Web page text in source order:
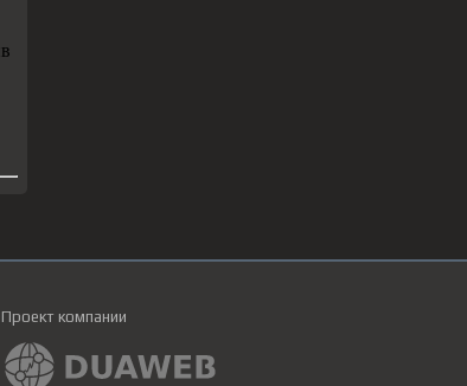
Проект компании